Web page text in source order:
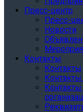
Пресс-центр
Пресс-
Новости
Контакты
Контакты
Контакты